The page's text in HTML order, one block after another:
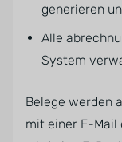
generieren
Alle
System
Belege werden
mit einer E-